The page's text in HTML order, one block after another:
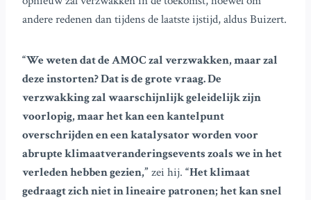
andere redenen dan tijdens de laatste ijstijd, aldus Buizert.
“We weten dat de AMOC zal verzwakken, maar zal
deze instorten? Dat is de grote vraag. De
verzwakking zal waarschijnlijk geleidelijk zijn
voorlopig, maar het kan een kantelpunt
overschrijden en een katalysator worden voor
abrupte klimaatveranderingsevents zoals we in het
verleden hebben gezien,” zei hij. “Het klimaat
gedraagt zich niet in lineaire patronen; het kan snel